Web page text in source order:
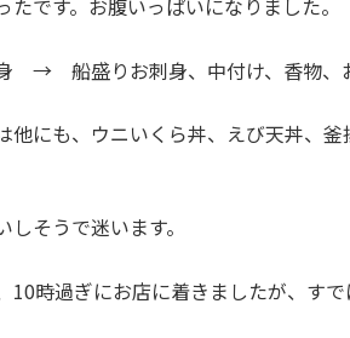
たです。お腹いっぱいになりました。
→ 船盛りお刺身、中付け、香物、
他にも、ウニいくら丼、えび天丼、
しそうで迷います。
10時過ぎにお店に着きましたが、す